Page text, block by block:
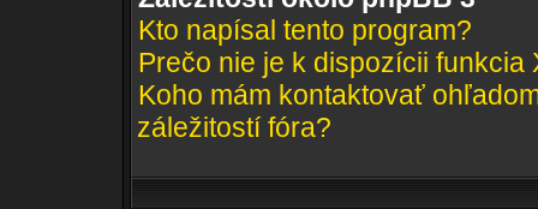
Kto napísal tento program?
Prečo nie je k dispozícii funkcia
Koho mám kontaktovať
záležitostí fóra?